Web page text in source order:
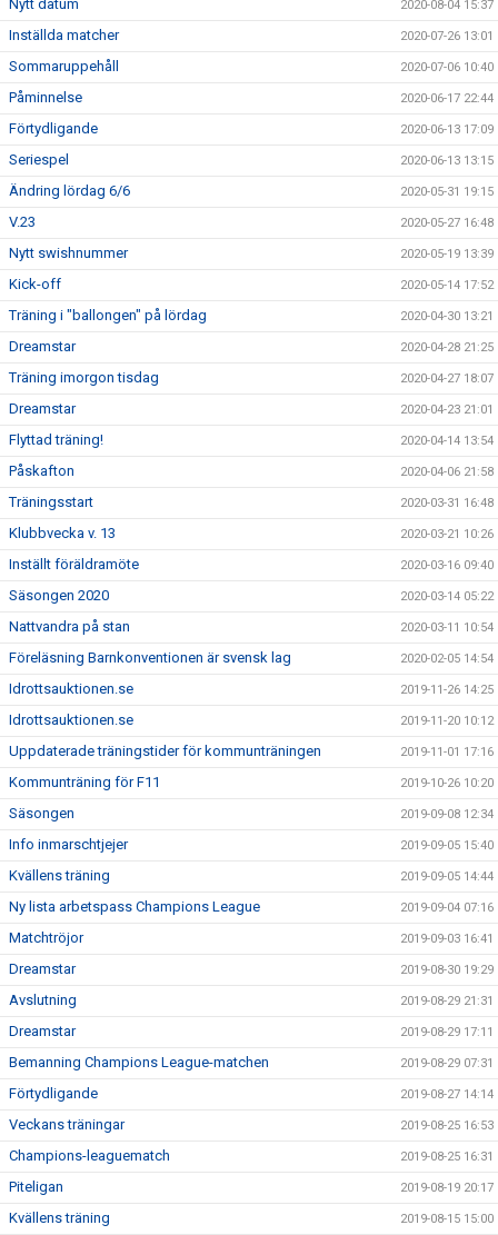
Nytt datum 2020-08-04 15:37
Inställda matcher 2020-07-26 13:01
Sommaruppehåll 2020-07-06 10:40
Påminnelse 2020-06-17 22:44
Förtydligande 2020-06-13 17:09
Seriespel 2020-06-13 13:15
Ändring lördag 6/6 2020-05-31 19:15
V.23 2020-05-27 16:48
Nytt swishnummer 2020-05-19 13:39
Kick-off 2020-05-14 17:52
Träning i "ballongen" på lördag 2020-04-30 13:21
Dreamstar 2020-04-28 21:25
Träning imorgon tisdag 2020-04-27 18:07
Dreamstar 2020-04-23 21:01
Flyttad träning! 2020-04-14 13:54
Påskafton 2020-04-06 21:58
Träningsstart 2020-03-31 16:48
Klubbvecka v. 13 2020-03-21 10:26
Inställt föräldramöte 2020-03-16 09:40
Säsongen 2020 2020-03-14 05:22
Nattvandra på stan 2020-03-11 10:54
Föreläsning Barnkonventionen är svensk lag 2020-02-05 14:54
Idrottsauktionen.se 2019-11-26 14:25
Idrottsauktionen.se 2019-11-20 10:12
Uppdaterade träningstider för kommunträningen 2019-11-01 17:16
Kommunträning för F11 2019-10-26 10:20
Säsongen 2019-09-08 12:34
Info inmarschtjejer 2019-09-05 15:40
Kvällens träning 2019-09-05 14:44
Ny lista arbetspass Champions League 2019-09-04 07:16
Matchtröjor 2019-09-03 16:41
Dreamstar 2019-08-30 19:29
Avslutning 2019-08-29 21:31
Dreamstar 2019-08-29 17:11
Bemanning Champions League-matchen 2019-08-29 07:31
Förtydligande 2019-08-27 14:14
Veckans träningar 2019-08-25 16:53
Champions-leaguematch 2019-08-25 16:31
Piteligan 2019-08-19 20:17
Kvällens träning 2019-08-15 15:00